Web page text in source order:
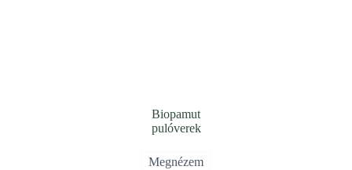
Biopamut
pulóverek
Megnézem